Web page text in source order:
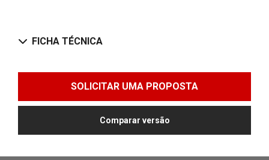
FICHA TÉCNICA
SOLICITAR UMA PROPOSTA
Comparar versão